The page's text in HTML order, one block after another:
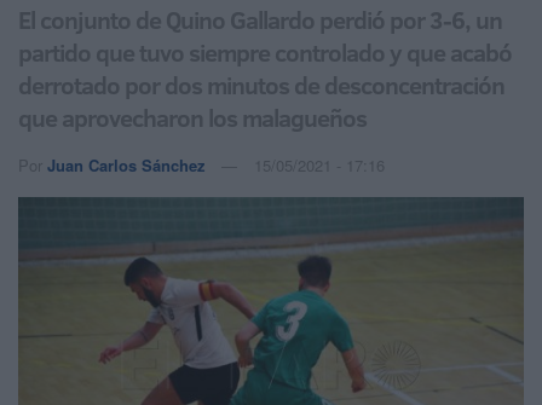
El conjunto de Quino Gallardo perdió por 3-6, un
partido que tuvo siempre controlado y que acabó
derrotado por dos minutos de desconcentración
que aprovecharon los malagueños
Por Juan Carlos Sánchez 15/05/2021 - 17:16